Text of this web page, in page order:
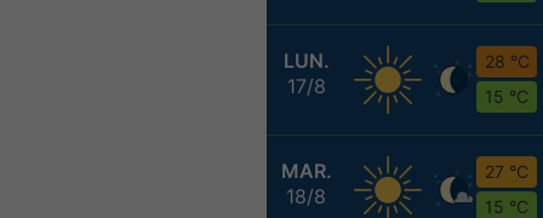
LUN.
17/8
28 °C
15 °C
MAR.
18/8
27 °C
15 °C